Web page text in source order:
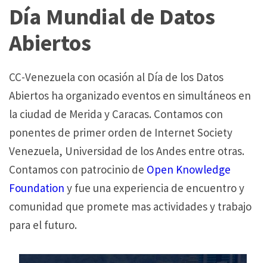
Día Mundial de Datos
Abiertos
CC-Venezuela con ocasión al Día de los Datos
Abiertos ha organizado eventos en simultáneos en
la ciudad de Merida y Caracas. Contamos con
ponentes de primer orden de Internet Society
Venezuela, Universidad de los Andes entre otras.
Contamos con patrocinio de Open Knowledge
Foundation y fue una experiencia de encuentro y
comunidad que promete mas actividades y trabajo
para el futuro.